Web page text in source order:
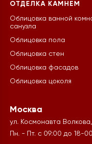
ОТДЕЛКА КАМНЕМ
Облицовка ванной
санузла
Облицовка пола
Облицовка стен
Облицовка фасадов
Облицовка цоколя
Москва
ул. Космонавта
Пн. - Пт. с 09:00 до 18-00